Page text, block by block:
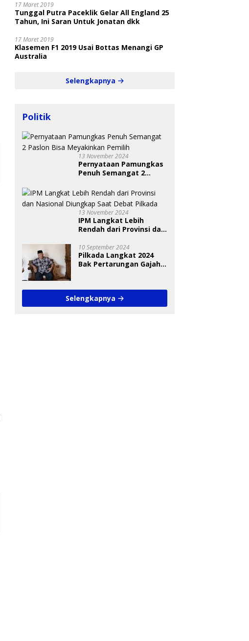
17 Maret 2019
Tunggal Putra Paceklik Gelar All England 25
Tahun, Ini Saran Untuk Jonatan dkk
17 Maret 2019
Klasemen F1 2019 Usai Bottas Menangi GP
Australia
Selengkapnya
Politik
13 November 2024
Pernyataan Pamungkas
Penuh Semangat 2
Pemilih
13 November 2024
IPM Langkat Lebih
Rendah dari Provinsi dan
Debat Pilkada
10 September 2024
Pilkada Langkat 2024
Bak Pertarungan Gajah
Selengkapnya